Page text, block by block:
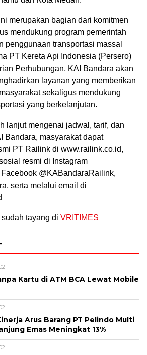
merupakan bagian dari komitmen
mendukung program pemerintah
penggunaan transportasi massal
PT Kereta Api Indonesia (Persero)
Perhubungan, KAI Bandara akan
layanan yang memberikan
sekaligus mendukung
yang berkelanjutan.
lanjut mengenai jadwal, tarif, dan
Bandara, masyarakat dapat
PT Railink di www.railink.co.id,
resmi di Instagram
@KABandaraRailink,
serta melalui email di
tayang di VRITIMES
Kartu di ATM BCA Lewat Mobile
Arus Barang PT Pelindo Multi
Emas Meningkat 13%